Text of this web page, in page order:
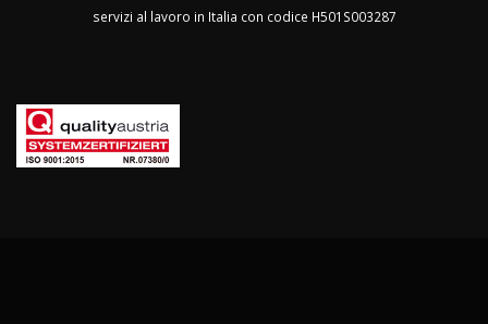
servizi al lavoro in Italia con codice H501S003287